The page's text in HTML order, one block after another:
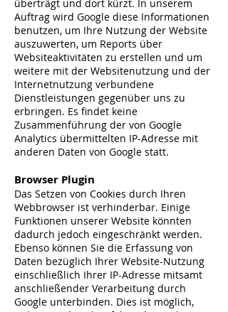
überträgt und dort kürzt. In unserem
Auftrag wird Google diese Informationen
benutzen, um Ihre Nutzung der Website
auszuwerten, um Reports über
Websiteaktivitäten zu erstellen und um
weitere mit der Websitenutzung und der
Internetnutzung verbundene
Dienstleistungen gegenüber uns zu
erbringen. Es findet keine
Zusammenführung der von Google
Analytics übermittelten IP-Adresse mit
anderen Daten von Google statt.
Browser Plugin
Das Setzen von Cookies durch Ihren
Webbrowser ist verhinderbar. Einige
Funktionen unserer Website könnten
dadurch jedoch eingeschränkt werden.
Ebenso können Sie die Erfassung von
Daten bezüglich Ihrer Website-Nutzung
einschließlich Ihrer IP-Adresse mitsamt
anschließender Verarbeitung durch
Google unterbinden. Dies ist möglich,